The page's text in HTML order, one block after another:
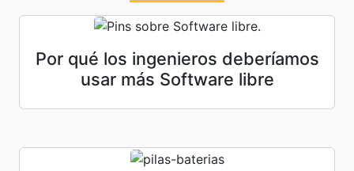
Por qué los ingenieros deberíamos
usar más Software libre